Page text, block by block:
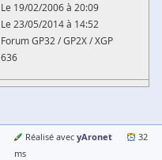
Le 19/02/2006 à 20:09
Le 23/05/2014 à 14:52
Forum GP32 / GP2X / XGP
636
Réalisé avec yAronet
32
ms